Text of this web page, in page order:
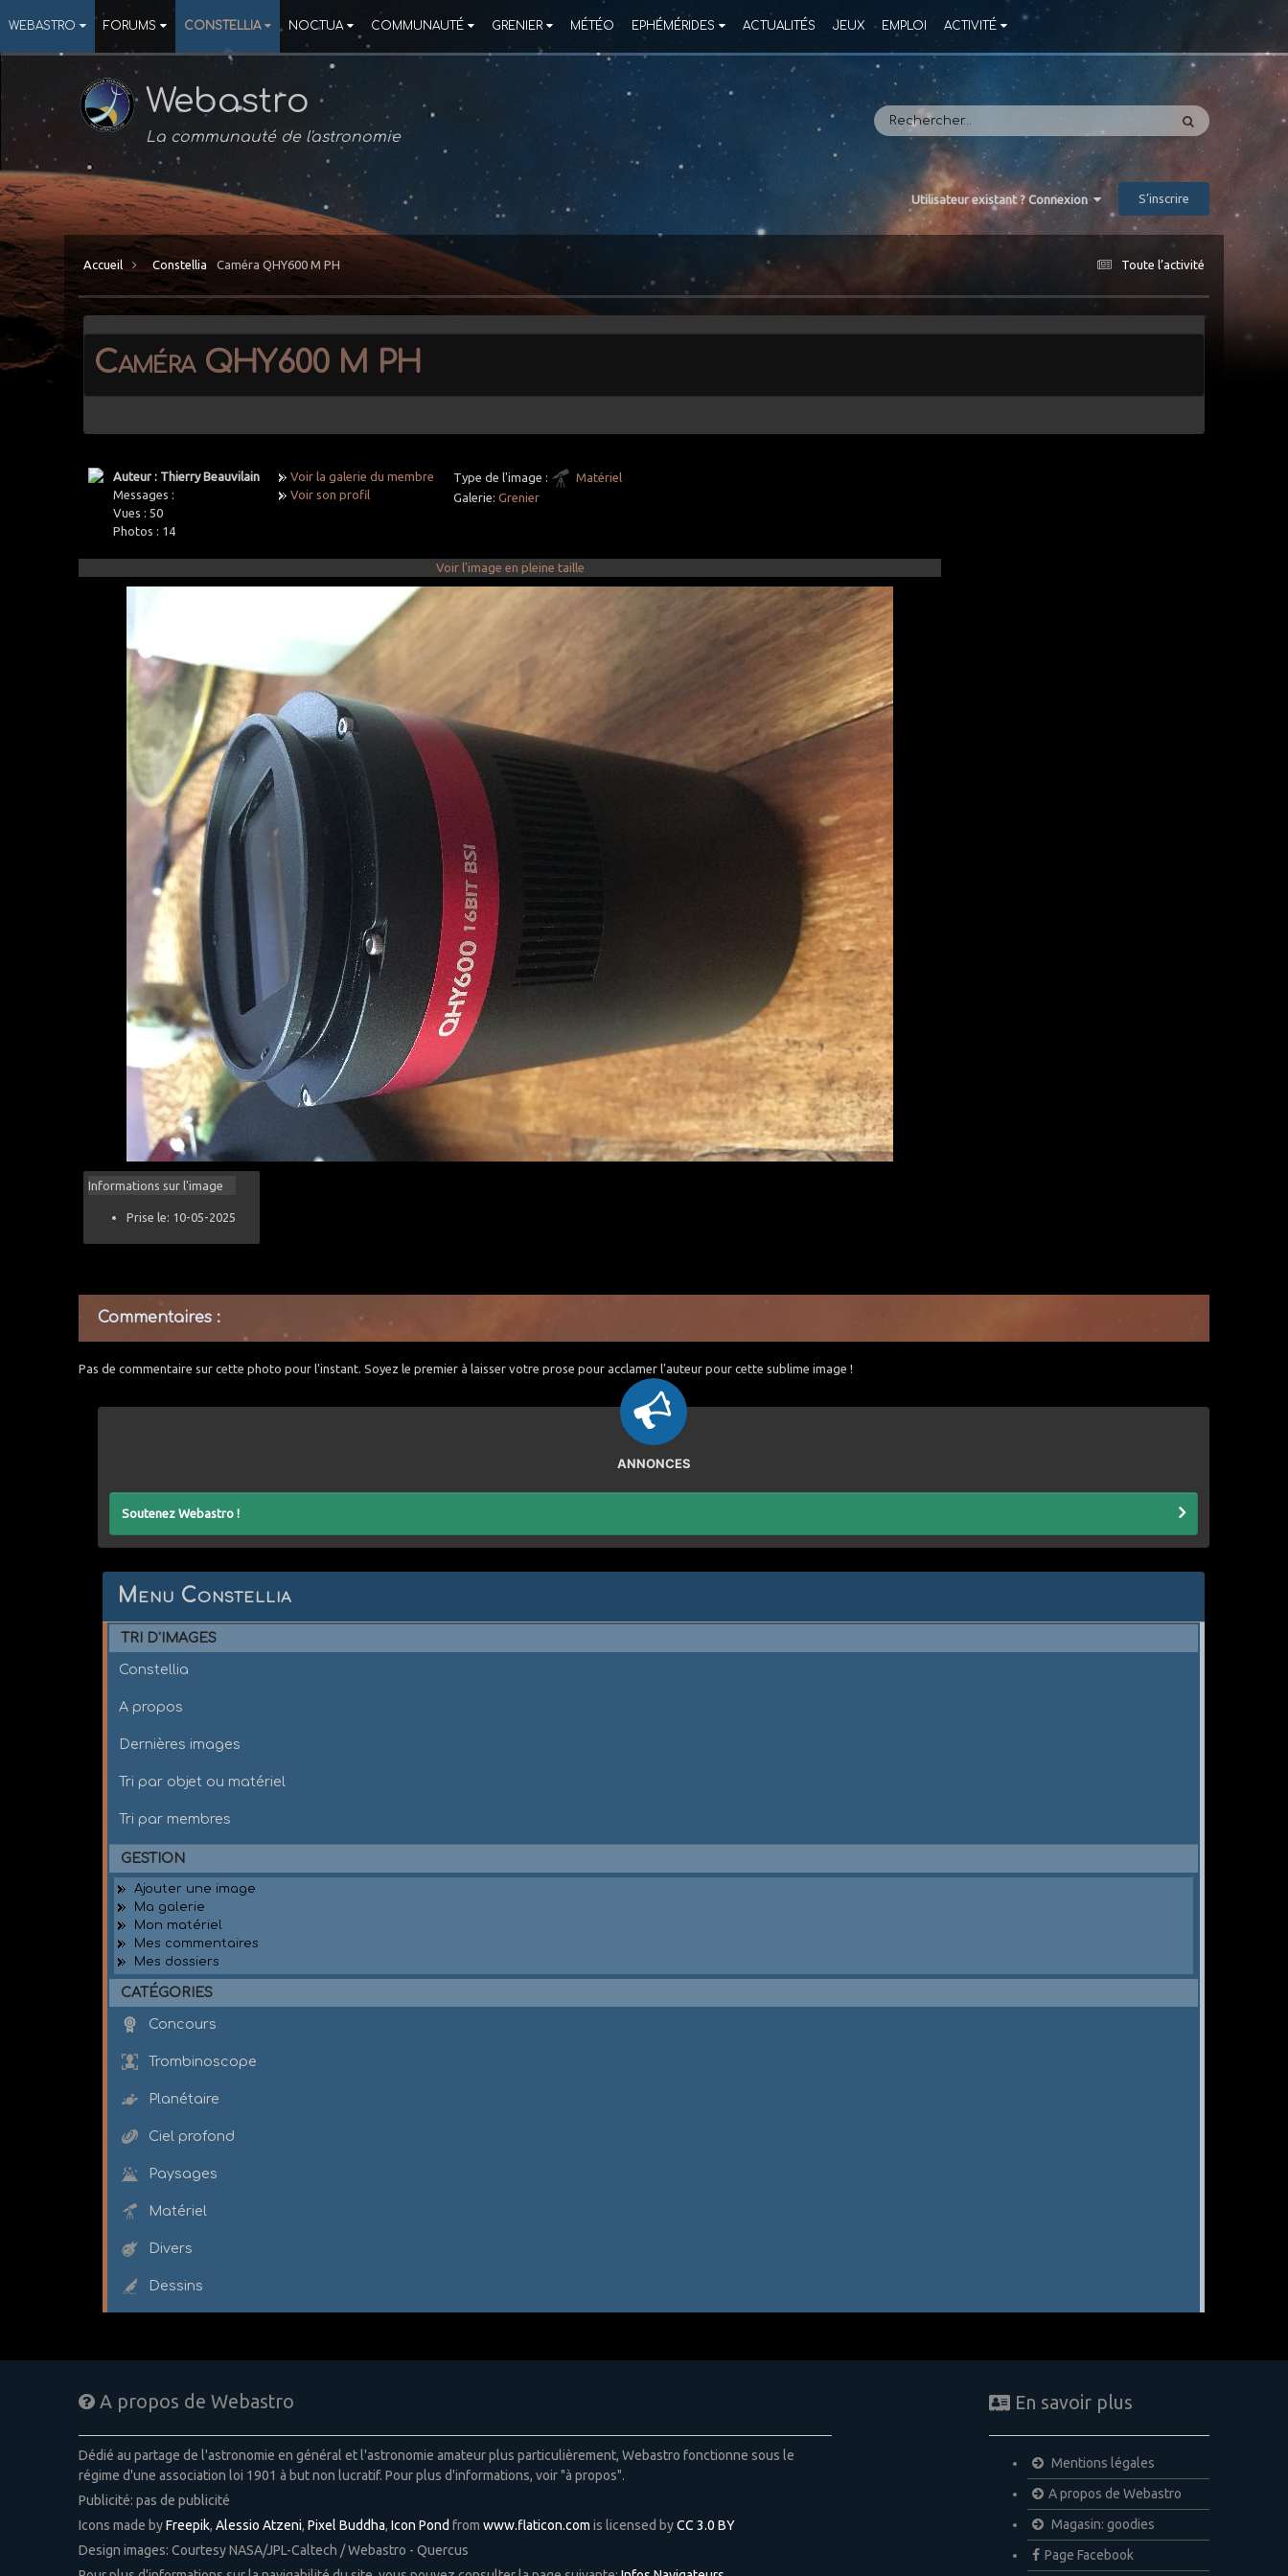
WEBASTRO FORUMS CONSTELLIA NOCTUA COMMUNAUTÉ GRENIER MÉTÉO EPHÉMÉRIDES ACTUALITÉS JEUX EMPLOI ACTIVITÉ
Webastro
La communauté de l'astronomie
Utilisateur existant ? Connexion S’inscrire
Toute l’activité
Accueil Constellia Caméra QHY600 M PH
Caméra QHY600 M PH
Auteur : Thierry Beauvilain
Messages :
Vues : 50
Photos : 14
Voir la galerie du membre
Voir son profil
Type de l'image :
Matériel
Galerie:Grenier
Voir l'image en pleine taille
Informations sur l'image
Prise le: 10-05-2025
Commentaires :
Pas de commentaire sur cette photo pour l'instant. Soyez le premier à laisser votre prose pour acclamer l'auteur pour cette sublime image !
ANNONCES
Soutenez Webastro !
Menu Constellia
TRI D'IMAGES
Constellia
A propos
Dernières images
Tri par objet ou matériel
Tri par membres
GESTION
Ajouter une image
Ma galerie
Mon matériel
Mes commentaires
Mes dossiers
CATÉGORIES
Concours
Trombinoscope
Planétaire
Ciel profond
Paysages
Matériel
Divers
Dessins
A propos de Webastro
Dédié au partage de l'astronomie en général et l'astronomie amateur plus particulièrement, Webastro fonctionne sous le
régime d'une association loi 1901 à but non lucratif. Pour plus d'informations, voir "à propos".
Publicité: pas de publicité
Icons made byFreepik, Alessio Atzeni, Pixel Buddha, Icon Pond from www.flaticon.com is licensed byCC 3.0 BY
Design images: Courtesy NASA/JPL-Caltech / Webastro - Quercus
En savoir plus
Mentions légales
A propos de Webastro
Magasin: goodies
Page Facebook